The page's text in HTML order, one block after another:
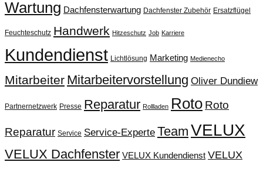
Wartung Dachfensterwartung Dachfenster Zubehör Ersatzflügel
Feuchteschutz Handwerk Hitzeschutz Job Karriere
Kundendienst Lichtlösung Marketing Medienecho
Mitarbeiter Mitarbeitervorstellung Oliver Dundiew
Partnernetzwerk Presse Reparatur Rollladen Roto Roto
Reparatur Service Service-Experte Team VELUX
VELUX Dachfenster VELUX Kundendienst VELUX